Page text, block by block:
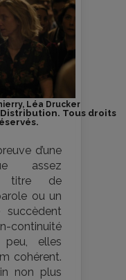
Léa Drucker
Tous droits
d’une
assez
titre de
ou un
succèdent
continuité
elles
cohérent.
non plus